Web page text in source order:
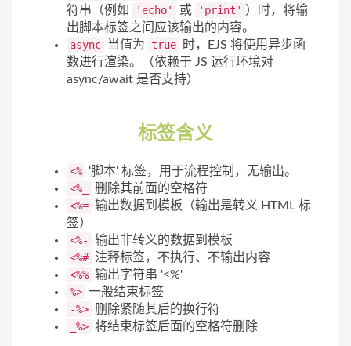
符串（例如
'echo' 或 'print' ）时，将输
出脚本标签之间应该输出的内容。
async
当值为 true
时，EJS 将使用异步函
数进行渲染。（依赖于 JS 运行环境对
async/await 是否支持）
标签含义
<% '脚本' 标签，用于流程控制，无输出。
<%_
删除其前面的空格符
<%= 输出数据到模板（输出是转义 HTML 标
签）
<%-
输出非转义的数据到模板
<%# 注释标签，不执行、不输出内容
<%% 输出字符串 '<%'
%> 一般结束标签
-%> 删除紧随其后的换行符
_%> 将结束标签后面的空格符删除